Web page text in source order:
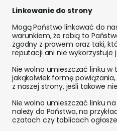
Linkowanie do strony
Mogą Państwo linkować do
warunkiem, że robią to
zgodny z prawem oraz taki,
reputacji ani nie wykorzystuje
Nie wolno umieszczać linku w
jakąkolwiek formę
z naszej strony, jeśli takowe
Nie wolno umieszczać linku
należy do Państwa, na
czatach czy tablicach